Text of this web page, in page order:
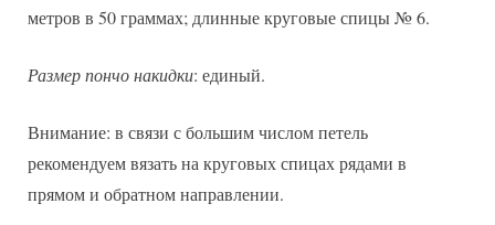
метров в 50 граммах; длинные круговые спицы № 6.
Размер пончо накидки: единый.
Внимание: в связи с большим числом петель
рекомендуем вязать на круговых спицах рядами в
прямом и обратном направлении.